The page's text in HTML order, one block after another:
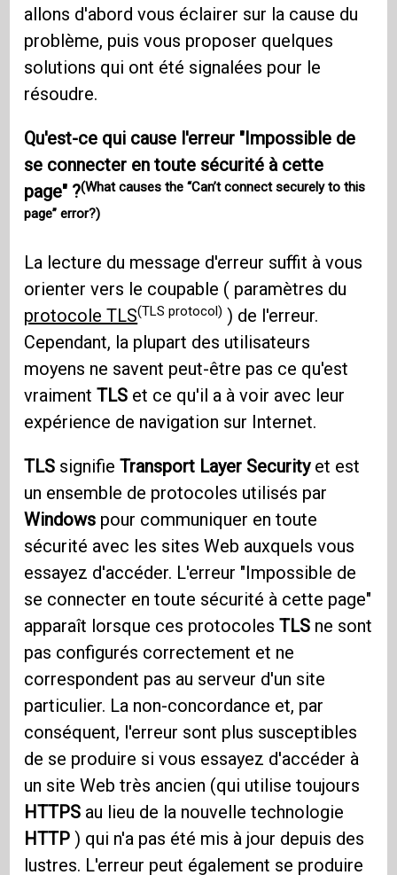
allons d'abord vous éclairer sur la cause du
problème, puis vous proposer quelques
solutions qui ont été signalées pour le
résoudre.
Qu'est-ce qui cause l'erreur "Impossible de
se connecter en toute sécurité à cette
page" ?(What causes the “Can’t connect securely to this
page” error?)
La lecture du message d'erreur suffit à vous
orienter vers le coupable ( paramètres du
protocole TLS(TLS protocol) ) de l'erreur.
Cependant, la plupart des utilisateurs
moyens ne savent peut-être pas ce qu'est
vraimentTLS et ce qu'il a à voir avec leur
expérience de navigation sur Internet.
TLS signifieTransport Layer Securityet est
un ensemble de protocoles utilisés par
Windows pour communiquer en toute
sécurité avec les sites Web auxquels vous
essayez d'accéder. L'erreur "Impossible de
se connecter en toute sécurité à cette page"
apparaît lorsque ces protocolesTLS ne sont
pas configurés correctement et ne
correspondent pas au serveur d'un site
particulier. La non-concordance et, par
conséquent, l'erreur sont plus susceptibles
de se produire si vous essayez d'accéder à
un site Web très ancien (qui utilise toujours
HTTPS au lieu de la nouvelle technologie
HTTP ) qui n'a pas été mis à jour depuis des
lustres. L'erreur peut également se produire